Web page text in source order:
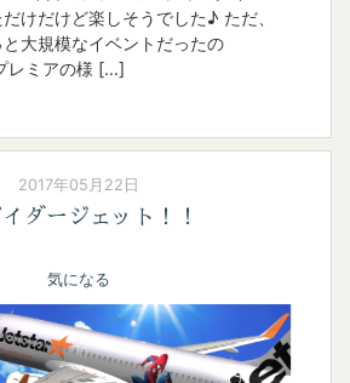
けだけど楽しそうでした♪ ただ、
大規模なイベントだったの
レミアの様 […]
2017年05月22日
イダージェット！！
気になる